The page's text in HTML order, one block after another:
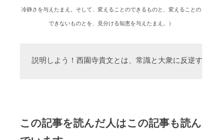
冷静さを与えたまえ。そして、変えることのできるものと、変えることの
できないものとを、見分ける知恵を与えたまえ。）
説明しよう！西園寺貴文とは、常識と大衆に反逆する
この記事を読んだ人はこの記事も読ん